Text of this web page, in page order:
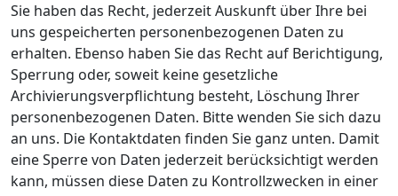
Sie haben das Recht, jederzeit Auskunft über Ihre bei
uns gespeicherten personenbezogenen Daten zu
erhalten. Ebenso haben Sie das Recht auf Berichtigung,
Sperrung oder, soweit keine gesetzliche
Archivierungsverpflichtung besteht, Löschung Ihrer
personenbezogenen Daten. Bitte wenden Sie sich dazu
an uns. Die Kontaktdaten finden Sie ganz unten. Damit
eine Sperre von Daten jederzeit berücksichtigt werden
kann, müssen diese Daten zu Kontrollzwecken in einer